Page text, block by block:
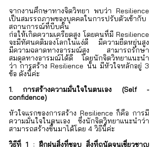
จากงานศึกษาทางจิตวิทยา พบว่า Resilience
เป็นสมรรถภาพของบุคคลในการปรับตัวเข้ากับ
สถานการณ์ที่บีบคั้น
ก่อให้เกิดความเครียดสูง โดยคนที่มี Resilience
จะมีทัศนคติมองโลกในแง่ดี   มีความยืดหยุ่นสูง
มีความฉลาดทางอารมณ์สูง สามารถรักษา
สมดุลทางอารมณ์ได้ดี โดยนักจิตวิทยาแนะนำ
ว่า การสร้าง Resilience นั้น มีหัวใจหลักอยู่ 3
ข้อ ดังนี้ค่ะ
1. การสร้างความมั่นใจในตนเอง (Self -
confidence)
หัวใจแรกของการสร้าง Resilience ก็คือ การมี
ความมั่นใจในตนเอง ซึ่งนักจิตวิทยาแนะนำว่า
สามารถสร้างขึ้นมาได้โดย 4 วิธีนี้ค่ะ